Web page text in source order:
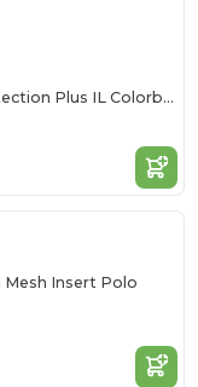
Ladies Flash Snag Protection Plus IL Colorblock Polo
Mesh Insert Polo